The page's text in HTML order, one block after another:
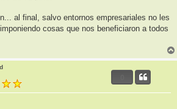
al final, salvo entornos empresariales no les
cosas que nos beneficiaron a todos